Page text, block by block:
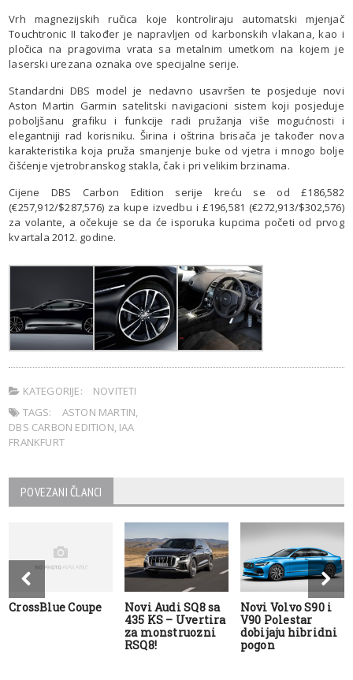
Vrh magnezijskih ručica koje kontroliraju automatski mjenjač
Touchtronic II također je napravljen od karbonskih vlakana, kao i
pločica na pragovima vrata sa metalnim umetkom na kojem je
laserski urezana oznaka ove specijalne serije.
Standardni DBS model je nedavno usavršen te posjeduje novi
Aston Martin Garmin satelitski navigacioni sistem koji posjeduje
poboljšanu grafiku i funkcije radi pružanja više mogućnosti i
elegantniji rad korisniku. Širina i oštrina brisača je također nova
karakteristika koja pruža smanjenje buke od vjetra i mnogo bolje
čišćenje vjetrobranskog stakla, čak i pri velikim brzinama.
Cijene DBS Carbon Edition serije kreću se od £186,582
(€257,912/$287,576) za kupe izvedbu i £196,581 (€272,913/$302,576)
za volante, a očekuje se da će isporuka kupcima početi od prvog
kvartala 2012. godine.
KATEGORIJE:
NOVITETI
TAGS:
ASTON MARTIN,
DBS CARBON EDITION, IAA
FRANKFURT
POVEZANI ČLANCI
CrossBlue Coupe
Novi Audi SQ8 sa
435 KS – Uvertira
za monstruozni
RSQ8!
Novi Volvo S90 i
V90 Polestar
dobijaju hibridni
pogon